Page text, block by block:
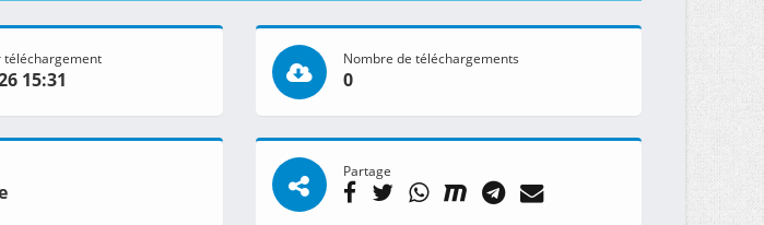
téléchargement
15:31
Nombre de téléchargements
0
Partage